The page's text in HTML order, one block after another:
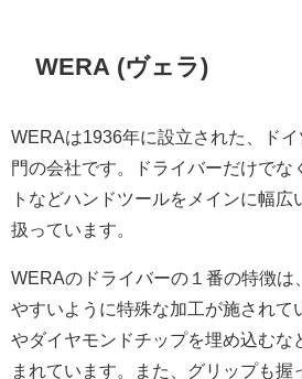
WERA (ヴェラ)
WERAは1936年に設立された、ド
門の会社です。ドライバーだけでな
トなどハンドツールをメインに幅広
扱っています。
WERAのドライバーの１番の特徴は
やすいように特殊な加工が施されて
やダイヤモンドチップを埋め込むな
まれています。また、グリップも握